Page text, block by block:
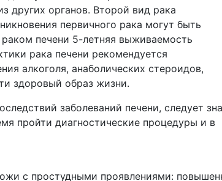
других органов. Второй вид рака
первичного рака могут быть
печени 5-летняя выживаемость
рака печени рекомендуется
алкоголя, анаболических стероидов,
здоровый образ жизни.
заболеваний печени, следует
пройти диагностические процедуры и в
с простудными проявлениями: